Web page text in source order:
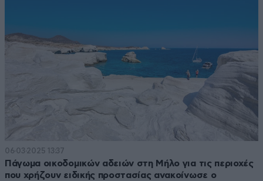
06·03·2025 13:37
Πάγωμα οικοδομικών αδειών στη Μήλο για τις περιοχές
που χρήζουν ειδικής προστασίας ανακοίνωσε ο